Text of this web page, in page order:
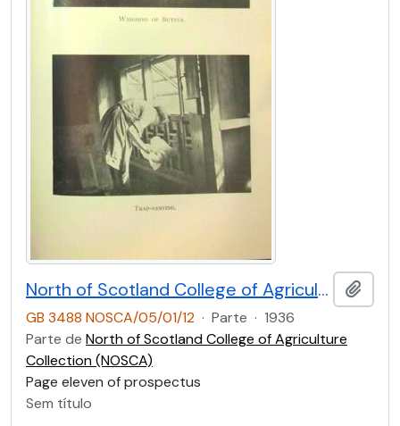
North of Scotland College of Agriculture Prospectus of Craibstone School of Rural Domestic Economy 1936 [Page Eleven]
GB 3488 NOSCA/05/01/12 · Parte · 1936
Parte de North of Scotland College of Agriculture
Collection (NOSCA)
Page eleven of prospectus
Sem título